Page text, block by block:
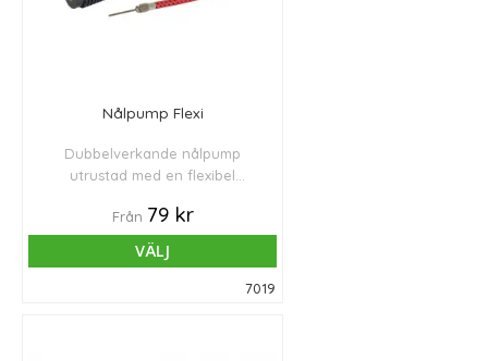
Nålpump Flexi
Dubbelverkande nålpump
utrustad med en flexibel
uppblåsning och förhindrar
ventilskador.
Från 79 kr
VÄLJ
7019